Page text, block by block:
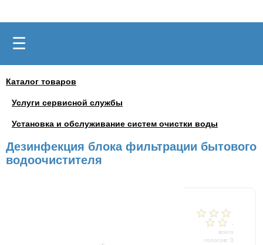
☰
Каталог товаров
Услуги сервисной службы
Установка и обслуживание систем очистки воды
Дезинфекция блока фильтрации бытового
водоочистителя
-
всего
голосов: 0